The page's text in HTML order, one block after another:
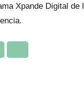
Xpande Digital de